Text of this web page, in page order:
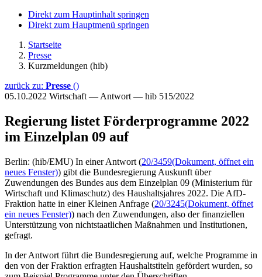
Direkt zum Hauptinhalt springen
Direkt zum Hauptmenü springen
Startseite
Presse
Kurzmeldungen (hib)
zurück zu: Presse ()
05.10.2022 Wirtschaft — Antwort — hib 515/2022
Regierung listet Förderprogramme 2022
im Einzelplan 09 auf
Berlin: (hib/EMU) In einer Antwort (20/3459(Dokument, öffnet ein
neues Fenster)) gibt die Bundesregierung Auskunft über
Zuwendungen des Bundes aus dem Einzelplan 09 (Ministerium für
Wirtschaft und Klimaschutz) des Haushaltsjahres 2022. Die AfD-
Fraktion hatte in einer Kleinen Anfrage (20/3245(Dokument, öffnet
ein neues Fenster)) nach den Zuwendungen, also der finanziellen
Unterstützung von nichtstaatlichen Maßnahmen und Institutionen,
gefragt.
In der Antwort führt die Bundesregierung auf, welche Programme in
den von der Fraktion erfragten Haushaltstiteln gefördert wurden, so